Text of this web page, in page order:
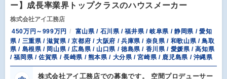
ー】成長率業界トップクラスのハウスメーカー
株式会社アイ工務店
450万円～999万円
富山県 / 石川県 / 福井県 / 岐阜県 / 静岡県 / 愛知
県 / 三重県 / 滋賀県 / 京都府 / 大阪府 / 兵庫県 / 奈良県 / 和歌山県 / 鳥取
県 / 島根県 / 岡山県 / 広島県 / 山口県 / 徳島県 / 香川県 / 愛媛県 / 高知県
/ 福岡県 / 佐賀県 / 長崎県 / 熊本県 / 大分県 / 宮崎県 / 鹿児島県 / 沖縄県
株式会社アイ工務店での募集です。 空間プロデューサー